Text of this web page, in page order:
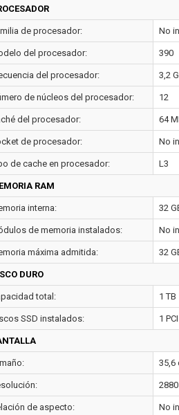
de procesador: No
del procesador: 390
del procesador: 3,2
de núcleos del procesador: 12
del procesador: 64
de procesador: No
de cache en procesador: L3
RAM
interna: 32
de memoria instalados: No
máxima admitida: 32
DURO
total: 1 TB
SSD instalados: 1
35,6
de aspecto: No